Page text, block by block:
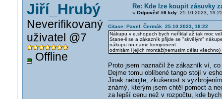
Jiří_Hrubý
Neverifikovaný
uživatel @7
Offline
Re: Kde lze koupit zásuvky
« Odpověď #6 kdy:25.10.2023,
Citace: Pavel Čermák 25.10.2023, 18:22
Nákupu v e.shopech bych neříklal až tak moc
Stane-li se a zákazník přijde se "skvělým"
nákupu no-name komponent
odmítám i jejich montáž(nemusím dělat všechno)
Proto jsem naznačil že zákazník ví, co
Dejme tomu oblíbené tango stojí v
Jinak nebojte, zkušenost s
známý, kterým jsem chtěl pomoct a
za lepší cenu než v rozpočtu, kde